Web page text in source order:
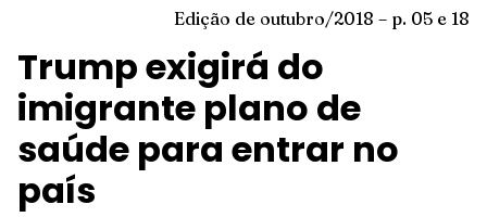
Edição de outubro/2018 – p. 05 e 18
Trump exigirá do
imigrante plano de
saúde para entrar no
país